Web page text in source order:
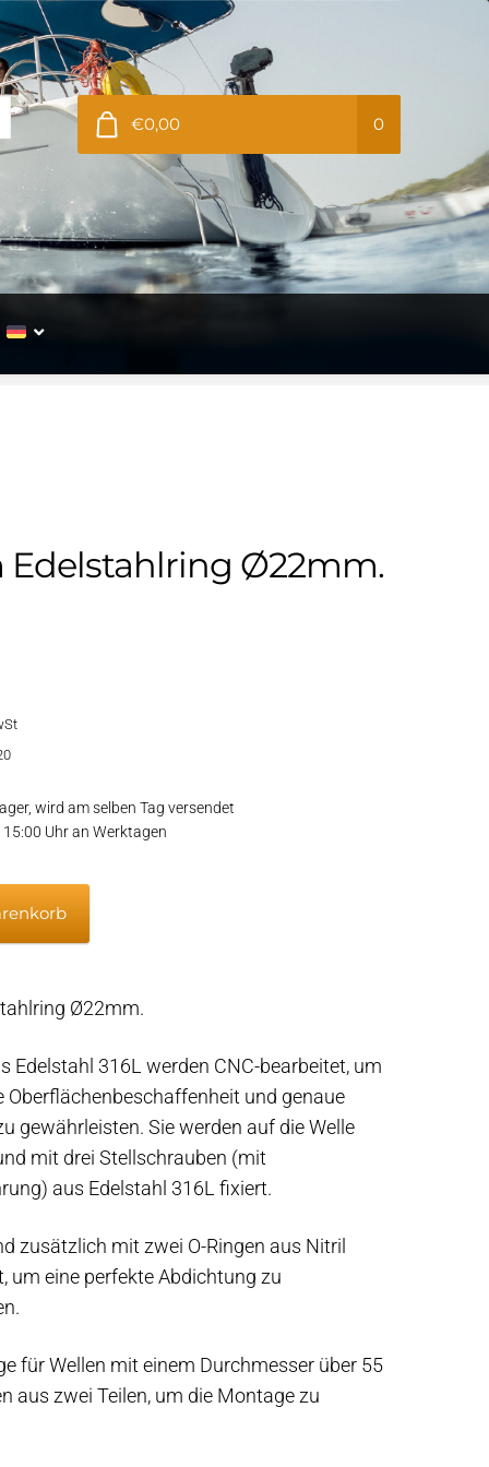
€0,00 0
Edelstahlring Ø22mm.
wird am selben Tag versendet
15:00 Uhr an Werktagen
Ø22mm.
Edelstahl 316L werden CNC-bearbeitet, um
Oberflächenbeschaffenheit und genaue
gewährleisten. Sie werden auf die Welle
mit drei Stellschrauben (mit
aus Edelstahl 316L fixiert.
zusätzlich mit zwei O-Ringen aus Nitril
um eine perfekte Abdichtung zu
für Wellen mit einem Durchmesser über 55
aus zwei Teilen, um die Montage zu